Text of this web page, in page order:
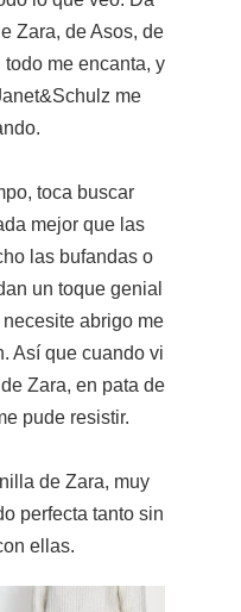
Zara, de Asos, de
me encanta, y
me
toca buscar
mejor que las
las bufandas o
un toque genial
abrigo me
Así que cuando vi
Zara, en pata de
pude resistir.
de Zara, muy
perfecta tanto sin
ellas.